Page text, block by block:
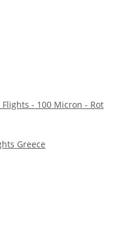
- 100 Micron - Rot